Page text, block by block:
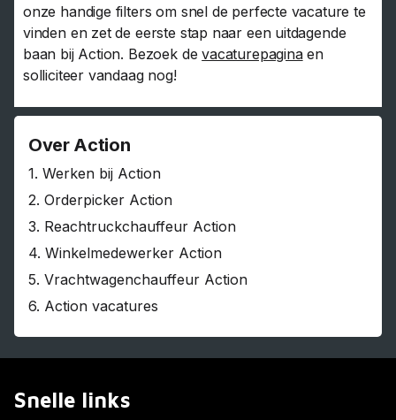
Over Action
1. Werken bij Action
2. Orderpicker Action
3. Reachtruckchauffeur Action
4. Winkelmedewerker Action
5. Vrachtwagenchauffeur Action
6. Action vacatures
onze handige filters om snel de perfecte vacature te
vinden en zet de eerste stap naar een uitdagende
baan bij Action. Bezoek devacaturepaginaen
solliciteer vandaag nog!
Snelle links